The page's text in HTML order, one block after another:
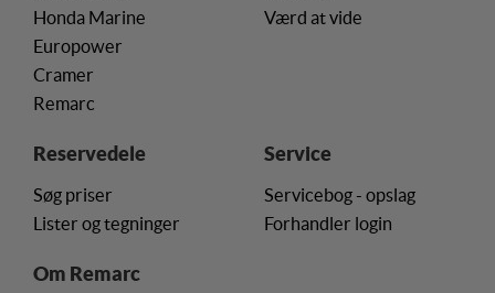
Honda Marine
Europower
Cramer
Remarc
Værd at vide
Reservedele
Søg priser
Lister og tegninger
Service
Servicebog - opslag
Forhandler login
Om Remarc